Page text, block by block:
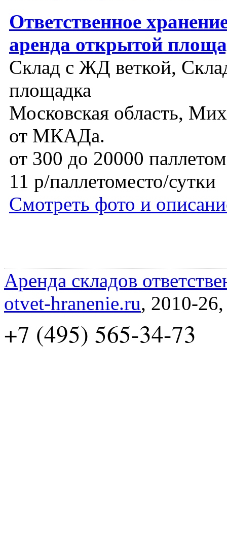
Ответственное
аренда открытой
Склад с ЖД веткой,
площадка
Московская область,
от МКАДа.
от 300 до 20000
11 р/паллетоместо/сутки
Смотреть фото и
Аренда складов
otvet-hranenie.ru, 2010-
+7 (495) 565-34-73